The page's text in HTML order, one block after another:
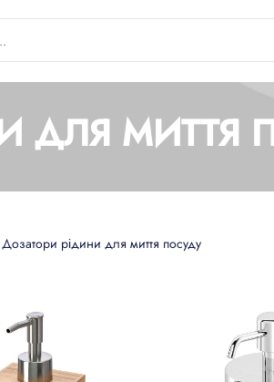
ДЛЯ МИТТЯ
Дозатори рідини для миття посуду